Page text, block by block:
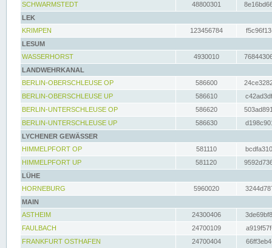
SCHWARMSTEDT
48800301
LEK
KRIMPEN
123456784
LESUM
WASSERHORST
4930010
LANDWEHRKANAL
BERLIN-OBERSCHLEUSE OP
586600
BERLIN-OBERSCHLEUSE UP
586610
BERLIN-UNTERSCHLEUSE OP
586620
BERLIN-UNTERSCHLEUSE UP
586630
LYCHENER GEWÄSSER
HIMMELPFORT OP
581110
HIMMELPFORT UP
581120
LÜHE
HORNEBURG
5960020
MAIN
ASTHEIM
24300406
FAULBACH
24700109
FRANKFURT OSTHAFEN
24700404